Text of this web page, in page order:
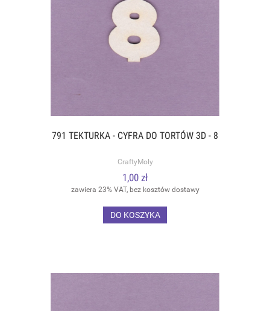
791 TEKTURKA - CYFRA DO TORTÓW 3D - 8
CraftyMoly
1,00 zł
zawiera 23% VAT, bez kosztów dostawy
DO KOSZYKA